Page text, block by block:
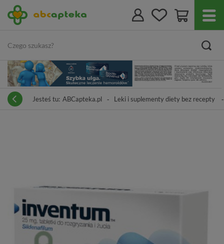
Jesteś tu: ABCapteka.pl Leki i suplementy diety bez recepty